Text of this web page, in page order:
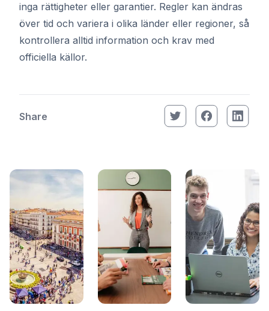
inga rättigheter eller garantier. Regler kan ändras
över tid och variera i olika länder eller regioner, så
kontrollera alltid information och krav med
officiella källor.
Share